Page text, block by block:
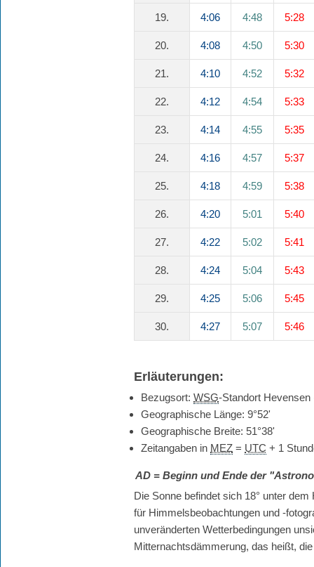
19. 4:06 4:48 5:28
20. 4:08 4:50 5:30
21. 4:10 4:52 5:32
22. 4:12 4:54 5:33
23. 4:14 4:55 5:35
24. 4:16 4:57 5:37
25. 4:18 4:59 5:38
26. 4:20 5:01 5:40
27. 4:22 5:02 5:41
28. 4:24 5:04 5:43
29. 4:25 5:06 5:45
30. 4:27 5:07 5:46
Erläuterungen:
Bezugsort: WSG-Standort
Geographische Länge: 9°52'
Geographische Breite: 51°38'
Zeitangaben in MEZ = UTC + 1
AD = Beginn und Ende der
Die Sonne befindet sich 18° unter
für Himmelsbeobachtungen und -
unveränderten Wetterbedingungen
Mitternachtsdämmerung, das heißt,